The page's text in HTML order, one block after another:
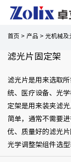
首页 > 产品 > 光机械及
滤光片固定架
滤光片是用来选取
统、医疗设备、光
定架是用来装夹滤
简单，通常不需要
优、质量好的滤光
光学调整架组件选型